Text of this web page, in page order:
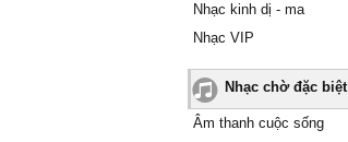
Nhạc kinh dị - ma
Nhạc VIP
Nhạc chờ đặc biệt
Âm thanh cuộc sống